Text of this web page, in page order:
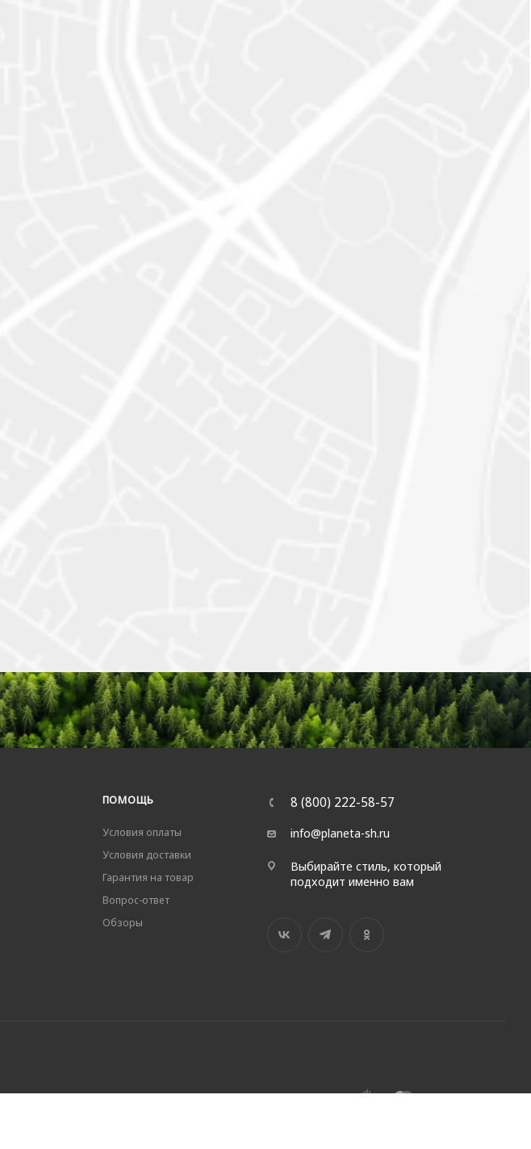
ПОМОЩЬ
Условия оплаты
Условия доставки
Гарантия на товар
Вопрос-ответ
Обзоры
8 (800) 222-58-57
info@planeta-sh.ru
Выбирайте стиль, который
подходит именно вам